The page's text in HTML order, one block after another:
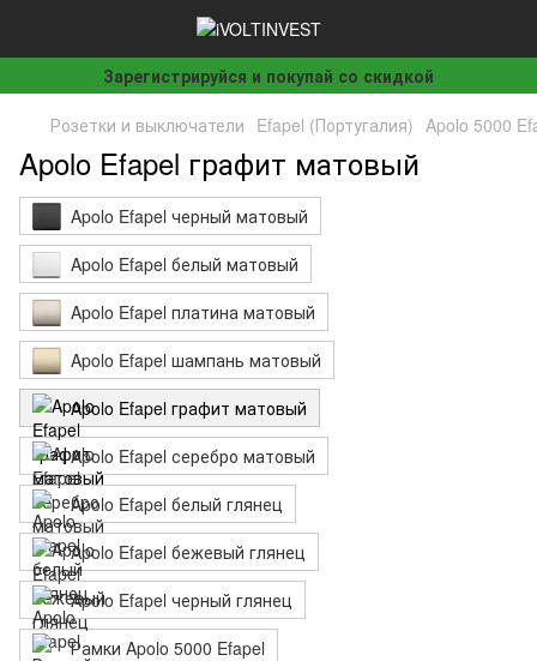
Зарегистрируйся и покупай со скидкой
Розетки и выключатели Efapel (Португалия) Apolo 5000
Apolo Efapel графит матовый
Apolo Efapel черный матовый
Apolo Efapel белый матовый
Apolo Efapel платина матовый
Apolo Efapel шампань матовый
Apolo Efapel графит матовый
Apolo Efapel серебро матовый
Apolo Efapel белый глянец
Apolo Efapel бежевый глянец
Apolo Efapel черный глянец
Рамки Apolo 5000 Efapel